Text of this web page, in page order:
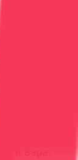
для
МРТ мозга
—
Вера: